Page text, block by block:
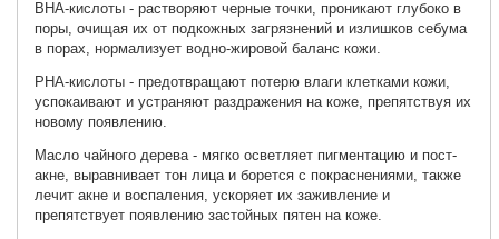
ВНА-кислоты - растворяют черные точки, проникают глубоко в
поры, очищая их от подкожных загрязнений и излишков себума
в порах, нормализует водно-жировой баланс кожи.
РНА-кислоты - предотвращают потерю влаги клетками кожи,
успокаивают и устраняют раздражения на коже, препятствуя их
новому появлению.
Масло чайного дерева - мягко осветляет пигментацию и пост-
акне, выравнивает тон лица и борется с покраснениями, также
лечит акне и воспаления, ускоряет их заживление и
препятствует появлению застойных пятен на коже.